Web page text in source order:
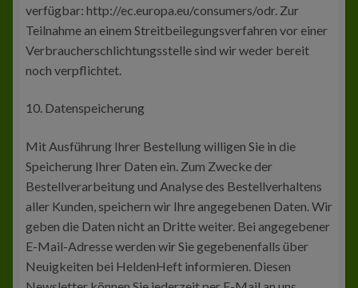
verfügbar: http://ec.europa.eu/consumers/odr. Zur
Teilnahme an einem Streitbeilegungsverfahren vor einer
Verbraucherschlichtungsstelle sind wir weder bereit
noch verpflichtet.
10. Datenspeicherung
Mit Ausführung Ihrer Bestellung willigen Sie in die
Speicherung Ihrer Daten ein. Zum Zwecke der
Bestellverarbeitung und Analyse des Bestellverhaltens
aller Kunden, speichern wir Ihre angegebenen Daten. Wir
geben die Daten nicht an Dritte weiter. Bei angegebener
E-Mail-Adresse werden wir Sie gegebenenfalls über
Neuigkeiten bei HeldenHeft informieren. Diesen